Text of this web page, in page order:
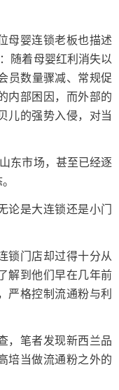
婴连锁老板也描述
随着母婴红利消失以
员数量骤减、常规促
内部困因，而外部的
儿的强势入侵，对当
东市场，甚至已经逐
是大连锁还是小门
门店却过得十分从
解到他们早在几年前
严格控制流通粉与利
笔者发现新西兰品
培当做流通粉之外的